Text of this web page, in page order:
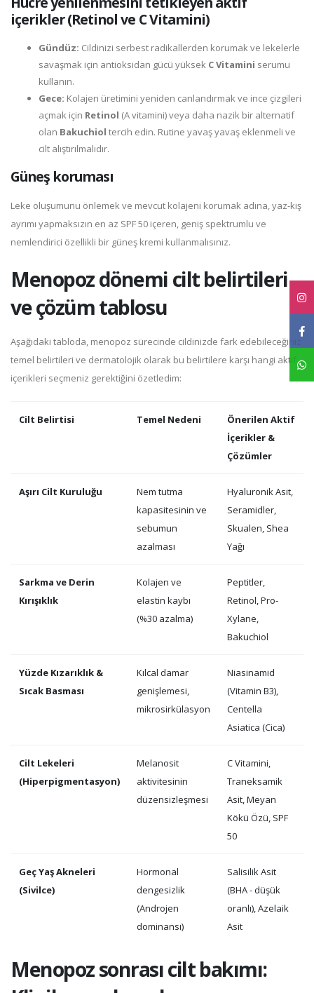
içerikler (Retinol ve C Vitamini)
Gündüz: Cildinizi serbest radikallerden korumak ve lekelerle
savaşmak için antioksidan gücü yüksek C Vitamini serumu
kullanın.
Gece: Kolajen üretimini yeniden canlandırmak ve ince çizgileri
açmak için Retinol (A vitamini) veya daha nazik bir alternatif
olan Bakuchiol tercih edin. Rutine yavaş yavaş eklenmeli ve
cilt alıştırılmalıdır.
Güneş koruması
Leke oluşumunu önlemek ve mevcut kolajeni korumak adına, yaz-kış
ayrımı yapmaksızın en az SPF 50 içeren, geniş spektrumlu ve
nemlendirici özellikli bir güneş kremi kullanmalısınız.
Menopoz dönemi cilt belirtileri
ve çözüm tablosu
Aşağıdaki tabloda, menopoz sürecinde cildinizde fark edebileceğiniz
temel belirtileri ve dermatolojik olarak bu belirtilere karşı hangi aktif
içerikleri seçmeniz gerektiğini özetledim:
Cilt Belirtisi Temel Nedeni
Önerilen Aktif
İçerikler &
Çözümler
Aşırı Cilt Kuruluğu
Nem tutma
kapasitesinin ve
sebumun
azalması
Hyaluronik Asit,
Seramidler,
Skualen, Shea
Yağı
Sarkma ve Derin
Kırışıklık
Kolajen ve
elastin kaybı
(%30 azalma)
Peptitler,
Retinol, Pro-
Xylane,
Bakuchiol
Yüzde Kızarıklık &
Sıcak Basması
Kılcal damar
genişlemesi,
mikrosirkülasyon
Niasinamid
(Vitamin B3),
Centella
Asiatica (Cica)
Cilt Lekeleri
(Hiperpigmentasyon)
Melanosit
aktivitesinin
düzensizleşmesi
C Vitamini,
Traneksamik
Asit, Meyan
Kökü Özü, SPF
50
Geç Yaş Akneleri
(Sivilce)
Hormonal
dengesizlik
(Androjen
dominansı)
Salisilik Asit
(BHA - düşük
oranlı), Azelaik
Asit
Menopoz sonrası cilt bakımı: